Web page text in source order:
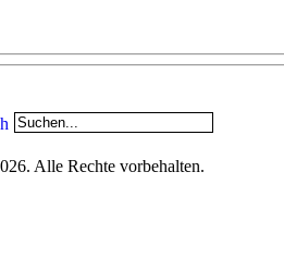
Alle Rechte vorbehalten.